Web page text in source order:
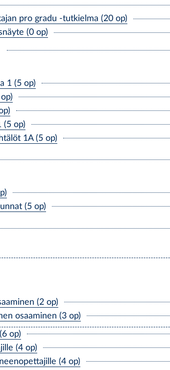
pro gradu -tutkielma (20 op)
(0 op)
1 (5 op)
(5 op)
1A (5 op)
(5 op)
(2 op)
osaaminen (3 op)
op)
(4 op)
(4 op)